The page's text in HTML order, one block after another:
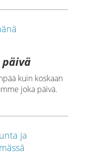
kuin koskaan
joka päivä.